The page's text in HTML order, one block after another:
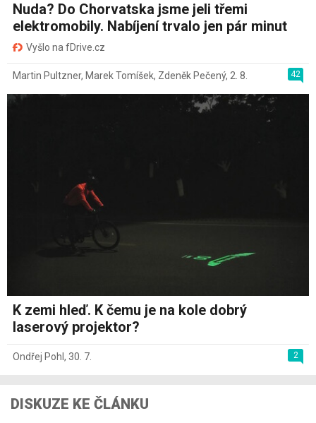
Nuda? Do Chorvatska jsme jeli třemi
elektromobily. Nabíjení trvalo jen pár minut
Vyšlo na fDrive.cz
42
Martin Pultzner, Marek Tomíšek, Zdeněk Pečený, 2. 8.
K zemi hleď. K čemu je na kole dobrý
laserový projektor?
2
Ondřej Pohl, 30. 7.
DISKUZE KE ČLÁNKU